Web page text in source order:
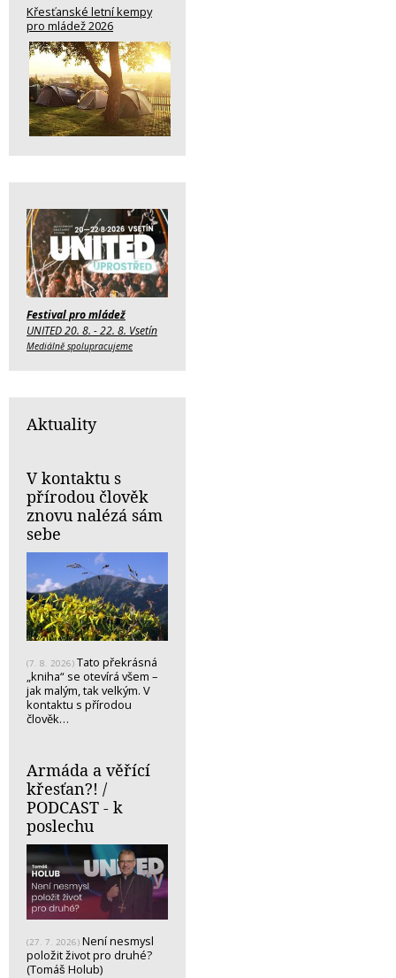
Křesťanské letní kempy
pro mládež 2026
Festival pro mládež
UNITED 20. 8. - 22. 8. Vsetín
Mediálně spolupracujeme
Aktuality
V kontaktu s
přírodou člověk
znovu nalézá sám
sebe
(7. 8. 2026) Tato překrásná
„kniha“ se otevírá všem –
jak malým, tak velkým. V
kontaktu s přírodou
člověk…
Armáda a věřící
křesťan?! /
PODCAST - k
poslechu
(27. 7. 2026) Není nesmysl
položit život pro druhé?
(Tomáš Holub)